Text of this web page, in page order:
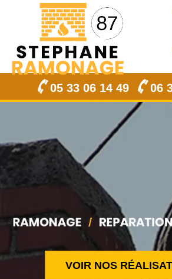
05 33 06 14 49 06
VOIR NOS